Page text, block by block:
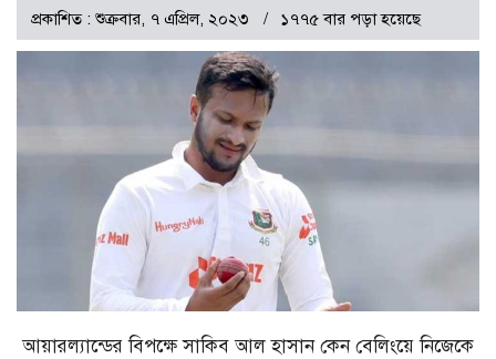
প্রকাশিত : শুক্রবার, ৭ এপ্রিল, ২০২৩ ১৭৭৫ বার পড়া হয়েছে
আয়ারল্যান্ডের বিপক্ষে সাকিব আল হাসান কেন বেলিংয়ে নিজেকে